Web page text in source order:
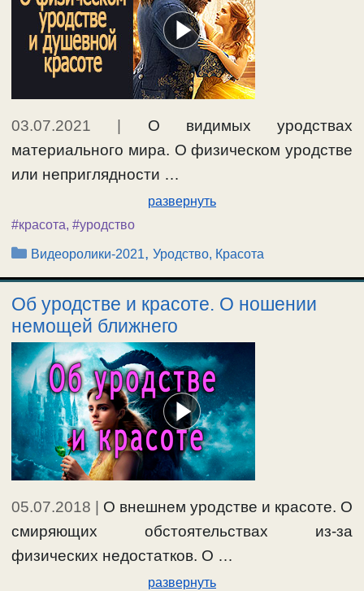
03.07.2021
О видимых уродствах
материального мира. О физическом уродстве
или неприглядности …
развернуть
#красота, #уродство
Рубрики
Видеоролики-2021,Уродство, Красота
Об уродстве и красоте. О ношении
немощей ближнего
05.07.2018
О внешнем уродстве и красоте. О
смиряющих обстоятельствах из-за
физических недостатков. О …
развернуть